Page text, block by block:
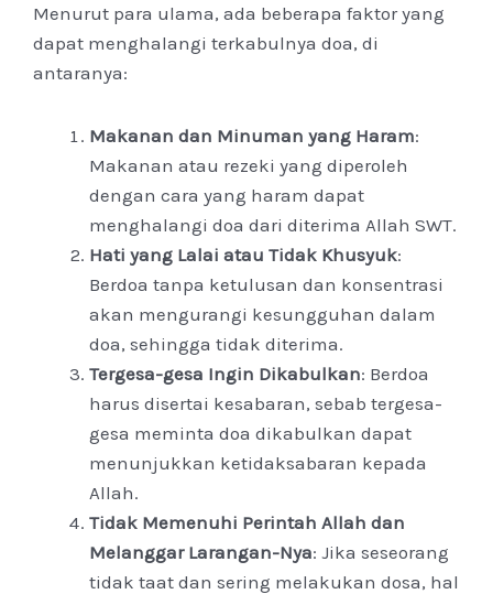
Menurut para ulama, ada beberapa faktor yang
dapat menghalangi terkabulnya doa, di
antaranya:
Makanan dan Minuman yang Haram:
Makanan atau rezeki yang diperoleh
dengan cara yang haram dapat
menghalangi doa dari diterima Allah SWT.
Hati yang Lalai atau Tidak Khusyuk:
Berdoa tanpa ketulusan dan konsentrasi
akan mengurangi kesungguhan dalam
doa, sehingga tidak diterima.
Tergesa-gesa Ingin Dikabulkan: Berdoa
harus disertai kesabaran, sebab tergesa-
gesa meminta doa dikabulkan dapat
menunjukkan ketidaksabaran kepada
Allah.
Tidak Memenuhi Perintah Allah dan
Melanggar Larangan-Nya: Jika seseorang
tidak taat dan sering melakukan dosa, hal